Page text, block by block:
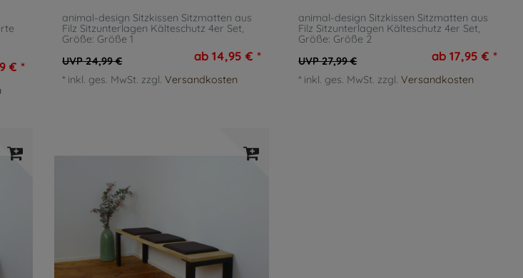
€ *
animal-design Sitzkissen Sitzmatten aus
Filz Sitzunterlagen Kälteschutz 4er Set,
Größe: Größe 1
UVP 24,99 € ab 14,95 € *
* inkl. ges. MwSt. zzgl.Versandkosten
animal-design Sitzkissen Sitzmatten aus
Filz Sitzunterlagen Kälteschutz 4er Set,
Größe: Größe 2
UVP 27,99 € ab 17,95 € *
* inkl. ges. MwSt. zzgl.Versandkosten